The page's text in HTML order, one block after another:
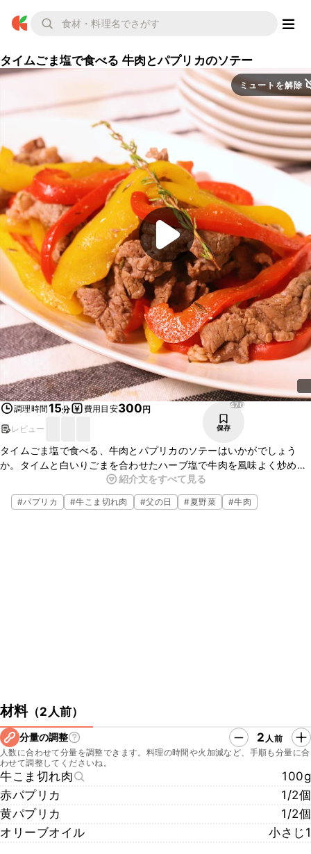
タイムごま塩で食べる 牛肉とパプリカのソテー
ミュートを解除
調理時間15分 費用目安300円
レビュー
470
保存
タイムごま塩で食べる、牛肉とパプリカのソテーはいかがでしょう
か。タイムと白いりごまを合わせたハーブ塩で牛肉を風味よく炒めま
した。牛肉の旨みに、タイムと白いりごまの香りがよく合いますよ。
お酒のおつまみにもぴったりな一品なので、ぜひお試しくださいね。
紹介文をすべて見る
#パプリカ #牛こま切れ肉 #父の日 #夏野菜 #牛肉
材料（2人前）
分量の調整 2 人前
人数に合わせて分量を調整できます。料理の時間や火加減など、手順も分量に合
わせて調整してくださいね。
牛こま切れ肉
100g
赤パプリカ
1/2個
黄パプリカ
1/2個
オリーブオイル
小さじ1